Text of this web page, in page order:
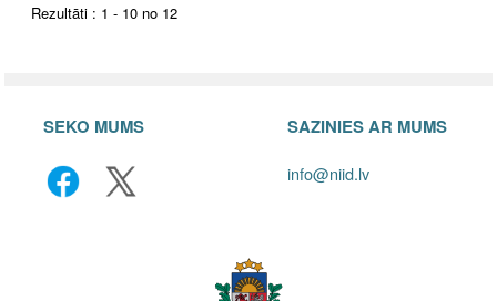
Rezultāti : 1 - 10 no 12
SEKO MUMS SAZINIES AR MUMS
info@niid.lv